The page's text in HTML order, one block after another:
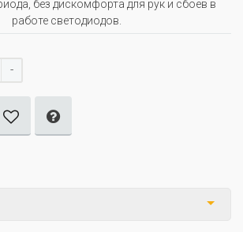
без дискомфорта для рук и сбоев в
работе светодиодов.
-